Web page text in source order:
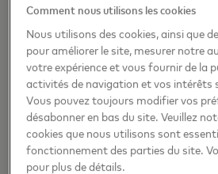
Mastercard favorisent les activités
quotidien – telles que le shopping, les
d’une entreprise et de ses finances
simple, plus sûre et plus efficace
Vous pouvez nous suivre sur Twitter :
@MastercardNews, vous joindre à la
BeyondTheTransaction Bloget vous
les dernières nouvelles de
del’Engagement Bureau en français.
Comment nous utilisons les cookies
Nous utilisons des cookies, ainsi que
pour améliorer le site, mesurer notre
votre expérience et vous fournir de la
activités de navigation et vos intérêts
Vous pouvez toujours modifier vos
désabonner en bas du site. Veuillez
cookies que nous utilisons sont
fonctionnement des parties du site.
pour plus de détails.